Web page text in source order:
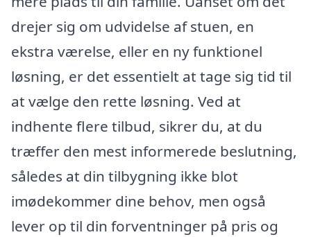
drejer sig om udvidelse af stuen, en
ekstra værelse, eller en ny funktionel
løsning, er det essentielt at tage sig tid til
at vælge den rette løsning. Ved at
indhente flere tilbud, sikrer du, at du
træffer den mest informerede beslutning,
således at din tilbygning ikke blot
imødekommer dine behov, men også
lever op til din forventninger på pris og